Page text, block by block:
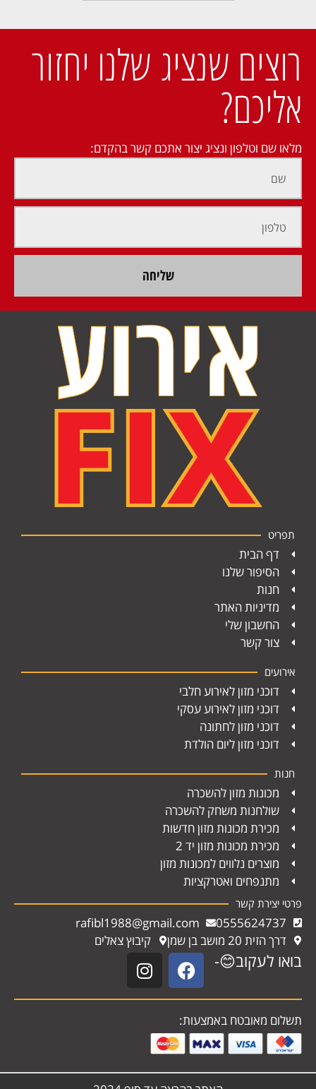
רוצים שנציג שלנו יחזור
אליכם?
מלאו שם וטלפון ונציג יצור אתכם קשר בהקדם:
שליחה
תפריט
דף הבית
הסיפור שלנו
חנות
מדיניות האתר
החשבון שלי
צור קשר
אירועים
דוכני מזון לאירוע חלבי
דוכני מזון לאירוע עסקי
דוכני מזון לחתונה
דוכני מזון ליום הולדת
חנות
מכונות מזון להשכרה
שולחנות משחק להשכרה
מכירת מכונות מזון חדשות
מכירת מכונות מזון יד 2
מוצרים נלווים למכונות מזון
מתנפחים ואטרקציות
פרטי יצירת קשר
0555624737
rafibl1988@gmail.com
דרך הזית 20 מושב בן שמן
קיבוץ צאלים
בואו לעקוב😊-
תשלום מאובטח באמצעות: